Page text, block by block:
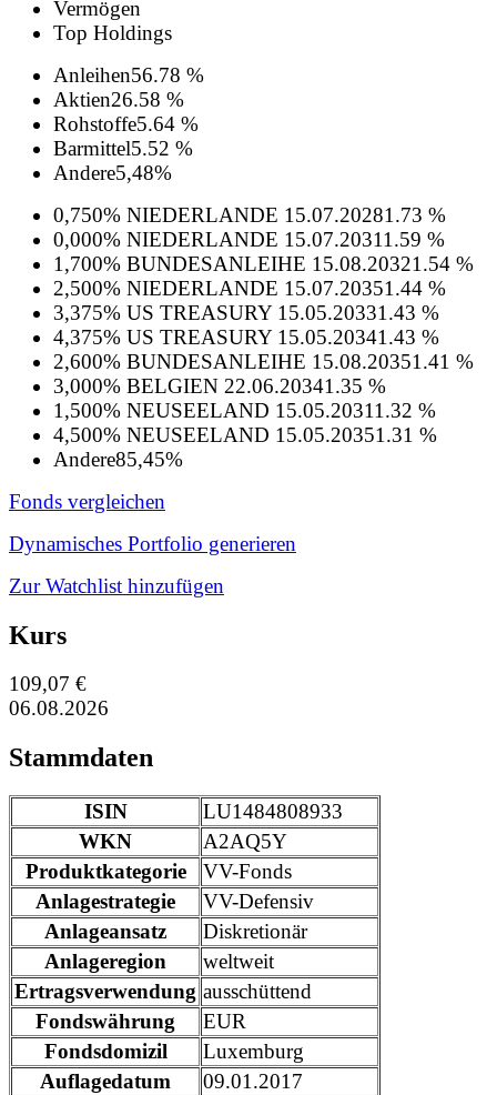
Vermögen
Top Holdings
Anleihen56.78 %
Aktien26.58 %
Rohstoffe5.64 %
Barmittel5.52 %
Andere5,48%
0,750% NIEDERLANDE 15.07.20281.73 %
0,000% NIEDERLANDE 15.07.20311.59 %
1,700% BUNDESANLEIHE 15.08.20321.54 %
2,500% NIEDERLANDE 15.07.20351.44 %
3,375% US TREASURY 15.05.20331.43 %
4,375% US TREASURY 15.05.20341.43 %
2,600% BUNDESANLEIHE 15.08.20351.41 %
3,000% BELGIEN 22.06.20341.35 %
1,500% NEUSEELAND 15.05.20311.32 %
4,500% NEUSEELAND 15.05.20351.31 %
Andere85,45%
Fonds vergleichen
Dynamisches Portfolio generieren
Zur Watchlist hinzufügen
Kurs
109,07 €
06.08.2026
Stammdaten
ISIN
LU1484808933
WKN
A2AQ5Y
Produktkategorie
VV-Fonds
Anlagestrategie
VV-Defensiv
Anlageansatz
Diskretionär
Anlageregion
weltweit
Ertragsverwendung ausschüttend
Fondswährung
EUR
Fondsdomizil
Luxemburg
Auflagedatum
09.01.2017